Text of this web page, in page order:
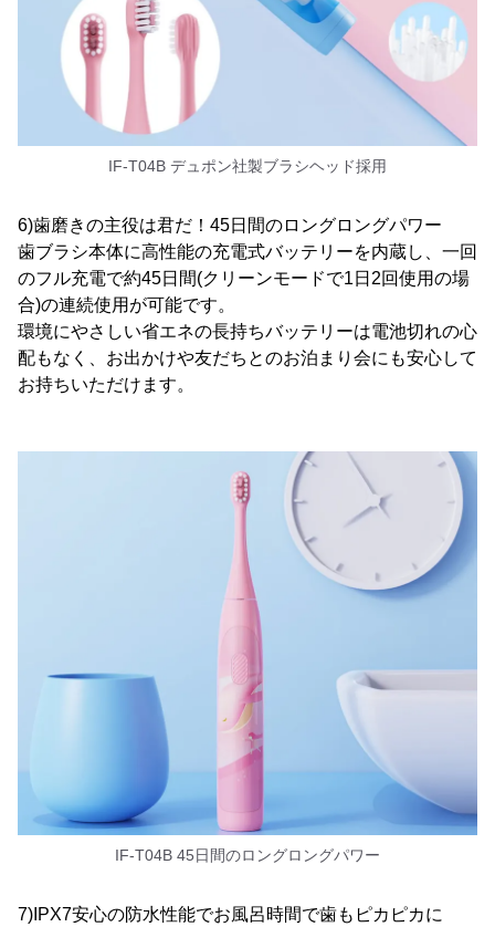
IF-T04B デュポン社製ブラシヘッド採用
6)歯磨きの主役は君だ！45日間のロングロングパワー
歯ブラシ本体に高性能の充電式バッテリーを内蔵し、一回
のフル充電で約45日間(クリーンモードで1日2回使用の場
合)の連続使用が可能です。
環境にやさしい省エネの長持ちバッテリーは電池切れの心
配もなく、お出かけや友だちとのお泊まり会にも安心して
お持ちいただけます。
IF-T04B 45日間のロングロングパワー
7)IPX7安心の防水性能でお風呂時間で歯もピカピカに